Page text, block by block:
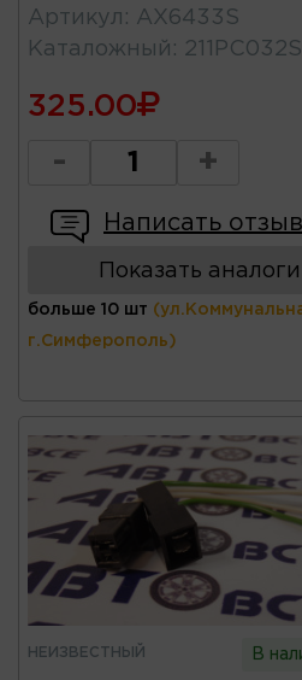
Артикул : AX6433S
Каталожный :
325.00
- +
Написать отзыв
Показать аналоги
больше 10 шт
г.Симферополь)
НЕИЗВЕСТНЫЙ В